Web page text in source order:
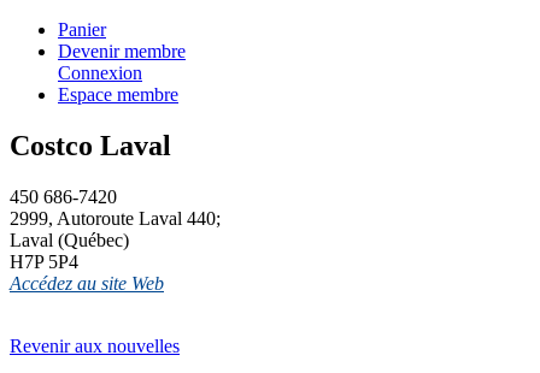
Panier
Devenir membre
Connexion
Espace membre
Costco Laval
450 686-7420
2999, Autoroute Laval 440;
Laval (Québec)
H7P 5P4
Accédez au site Web
Revenir aux nouvelles